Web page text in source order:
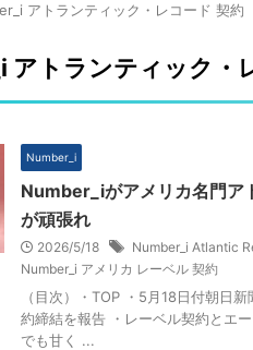
アトランティック・レコード 契約
アトランティック・
Number_i
Number_iがアメリカ名門ア
が頑張れ
2026/5/18 Number_i Atlantic
Number_i アメリカ レーベル 契約
（目次）・TOP ・5月18日付朝日
約締結を報告 ・レーベル契約とエ
でも甘く ...